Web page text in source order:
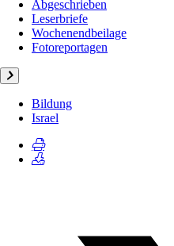
Abgeschrieben
Leserbriefe
Wochenendbeilage
Fotoreportagen
Bildung
Israel